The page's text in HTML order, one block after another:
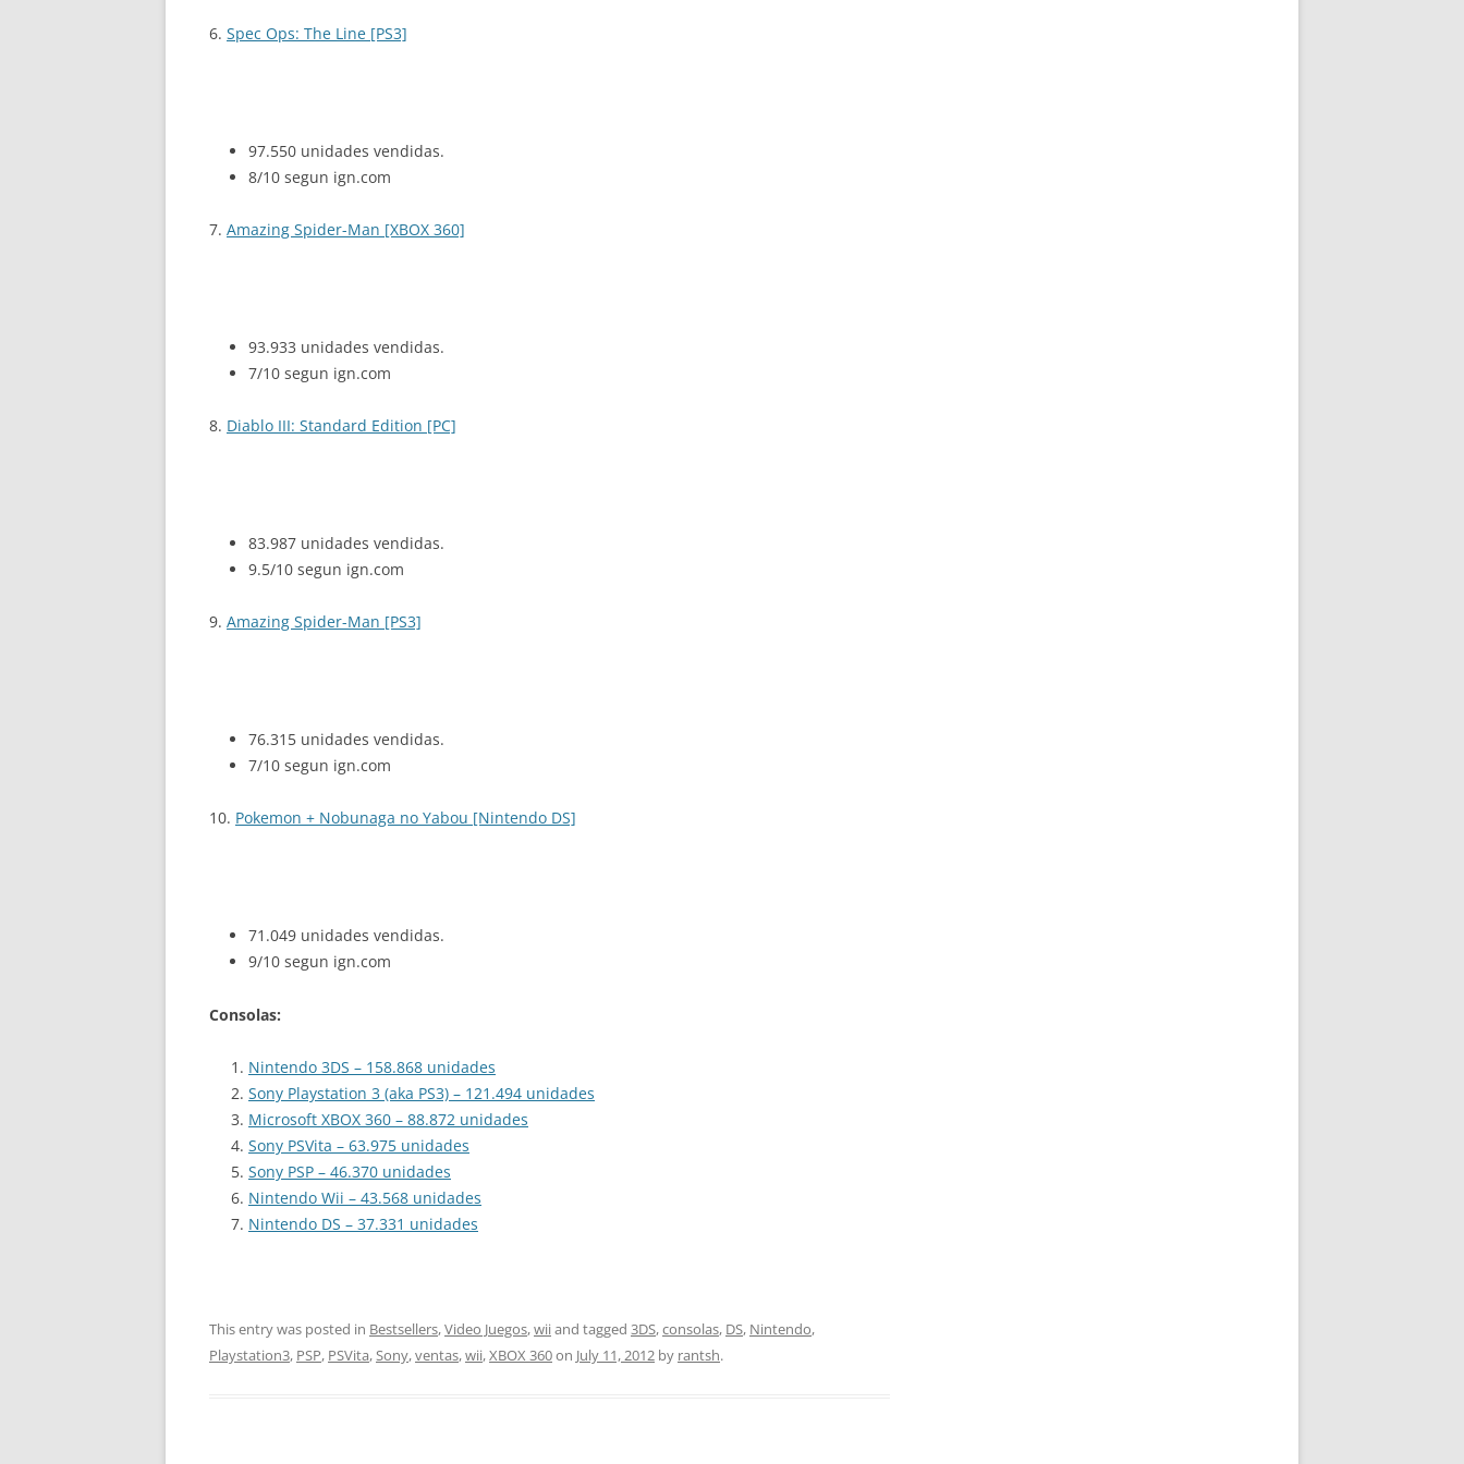
6. Spec Ops: The Line [PS3]
97.550 unidades vendidas.
8/10 segun ign.com
7. Amazing Spider-Man [XBOX 360]
93.933 unidades vendidas.
7/10 segun ign.com
8. Diablo III: Standard Edition [PC]
83.987 unidades vendidas.
9.5/10 segun ign.com
9. Amazing Spider-Man [PS3]
76.315 unidades vendidas.
7/10 segun ign.com
10. Pokemon + Nobunaga no Yabou [Nintendo DS]
71.049 unidades vendidas.
9/10 segun ign.com
Consolas:
Nintendo 3DS – 158.868 unidades
Sony Playstation 3 (aka PS3) – 121.494 unidades
Microsoft XBOX 360 – 88.872 unidades
Sony PSVita – 63.975 unidades
Sony PSP – 46.370 unidades
Nintendo Wii – 43.568 unidades
Nintendo DS – 37.331 unidades
This entry was posted in Bestsellers,Video Juegos,wiiand tagged 3DS,consolas, DS, Nintendo,
Playstation3, PSP, PSVita,Sony,ventas,wii,XBOX 360on July 11, 2012 by rantsh.